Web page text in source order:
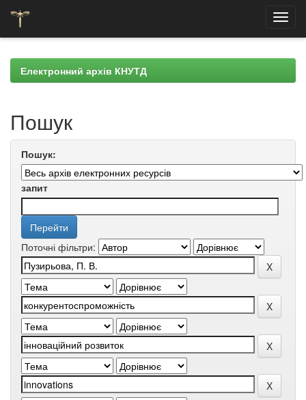
navigationЕлектронний архів КНУТД
Пошук
Пошук:
запит
Поточні фільтри: